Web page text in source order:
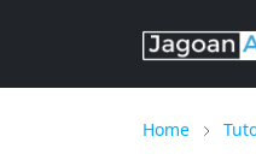
Home